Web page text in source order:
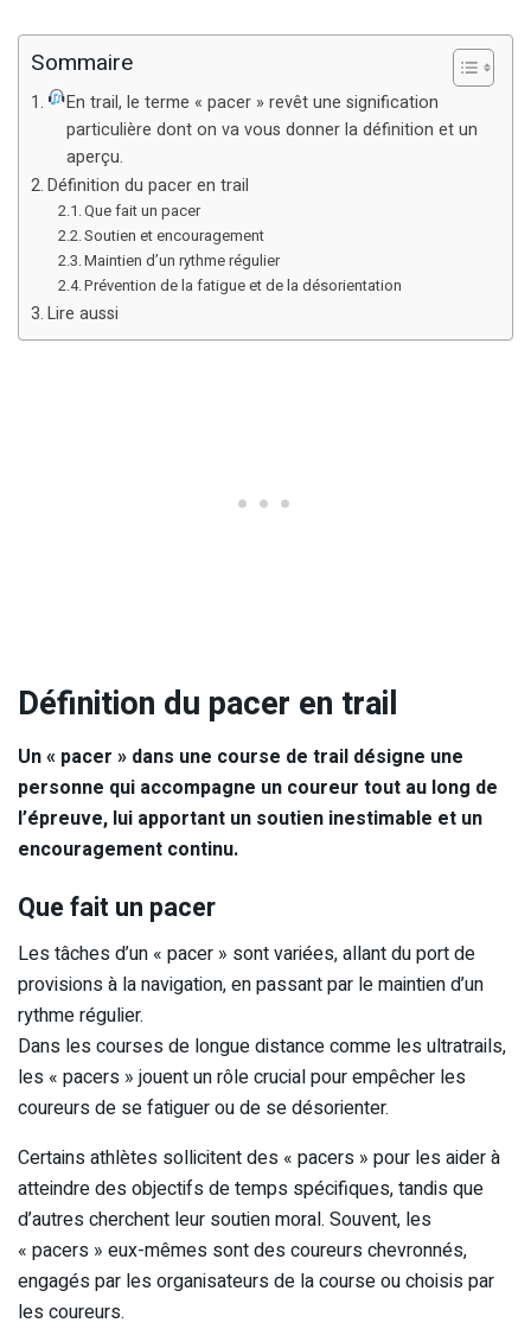
Sommaire
En trail, le terme « pacer » revêt une signification
particulière dont on va vous donner la définition et un
aperçu.
Définition du pacer en trail
Que fait un pacer
Soutien et encouragement
Maintien d’un rythme régulier
Prévention de la fatigue et de la désorientation
Lire aussi
Définition du pacer en trail
Un « pacer » dans une course de trail désigne une
personne qui accompagne un coureur tout au long de
l’épreuve, lui apportant un soutien inestimable et un
encouragement continu.
Que fait un pacer
Les tâches d’un « pacer » sont variées, allant du port de
provisions à la navigation, en passant par le maintien d’un
rythme régulier.
Dans les courses de longue distance comme les ultratrails,
les « pacers » jouent un rôle crucial pour empêcher les
coureurs de se fatiguer ou de se désorienter.
Certains athlètes sollicitent des « pacers » pour les aider à
atteindre des objectifs de temps spécifiques, tandis que
d’autres cherchent leur soutien moral. Souvent, les
« pacers » eux-mêmes sont des coureurs chevronnés,
engagés par les organisateurs de la course ou choisis par
les coureurs.